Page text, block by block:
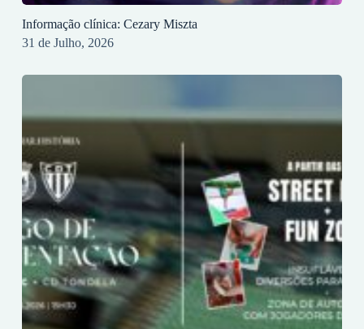
Informação clínica: Cezary Miszta
31 de Julho, 2026